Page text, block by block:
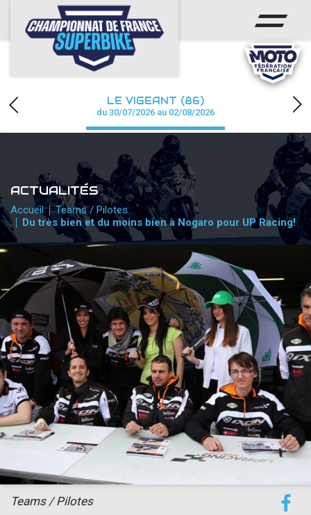
ACCUEIL
CHAMPIONNAT
CALENDRIER
PHOTOS / WEB TV
PARTENAIRES
PRESSE
PRESSE
accéder à la billetterie
LE VIGEANT (86)
du 30/07/2026 au 02/08/2026
ACTUALITÉS
Accueil
Teams / Pilotes
Du très bien et du moins bien à Nogaro pour UP Racing!
Teams / Pilotes